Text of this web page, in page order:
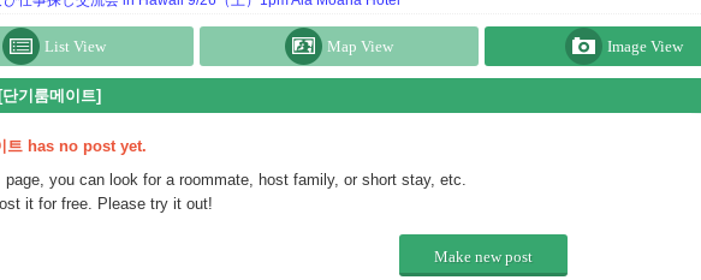
List View Map View Image View
기룸메이트]
트 has no post yet.
page, you can look for a roommate, host family, or short stay, etc.
it for free. Please try it out!
Make new post